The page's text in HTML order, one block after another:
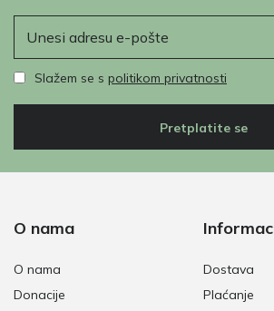
Slažem se s politikom privatnosti
Pretplatite se
O nama
O nama
Donacije
Dostava
Plaćanje